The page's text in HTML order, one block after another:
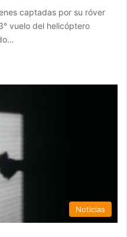
captadas por su róver
vuelo del helicóptero
Noticias